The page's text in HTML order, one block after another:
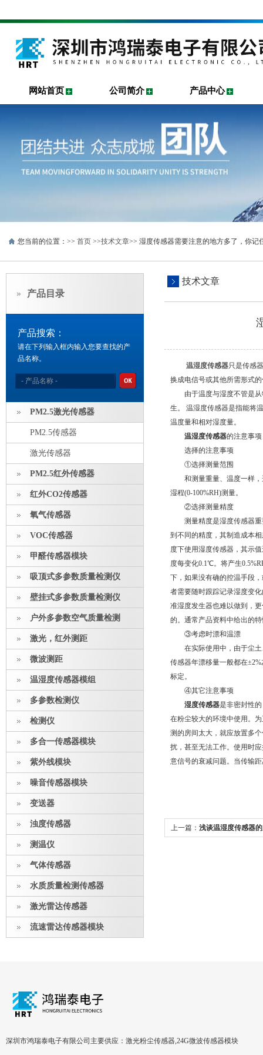
网站首页 公司简介 产品中心
您当前的位置：>> 首页 >>技术文章>> 湿度传感器需要注意的地方多了，你记
产品目录
产品搜索：
请在下列输入框内输入您要查找的产
品名称。
PM2.5激光传感器
PM2.5传感器
激光传感器
PM2.5红外传感器
红外CO2传感器
氧气传感器
VOC传感器
甲醛传感器模块
吸顶式多参数质量检测仪
壁挂式多参数质量检测仪
户外多参数空气质量检测
激光，红外测距
微波测距
温湿度传感器模组
多参数检测仪
检测仪
多合一传感器模块
紫外线模块
噪音传感器模块
变送器
浊度传感器
测温仪
气体传感器
水质质量检测传感器
激光雷达传感器
流速雷达传感器模块
技术文章
温湿度传感器只是传感
换成电信号或其他所需形式
由于温度与湿度不管是从
生。 温湿度传感器是指能将
温度量和相对湿度量。
温湿度传感器的注意事
选择的注意事项
①选择测量范围
和测量重量、温度一样，
湿程(0-100%RH)测量。
②选择测量精度
测量精度是湿度传感器重
到不同的精度，其制造成本
度下使用湿度传感器，其示
度每变化0.1℃。将产生
下，如果没有确的控温手段
者需要随时跟踪记录湿度变
准湿度发生器也难以做到，
的。通常产品资料中给出的
③考虑时漂和温漂
在实际使用中，由于尘土
传感器年漂移量一般都在
标定。
④其它注意事项
湿度传感器是非密封性
在粉尘较大的环境中使用。
测的房间太大，就应放置多
扰，甚至无法工作。使用时
意信号的衰减问题。当传输
上一篇： 浅谈温湿度传感器
深圳市鸿瑞泰电子有限公司主要供应：激光粉尘传感器,24G微波传感器模块